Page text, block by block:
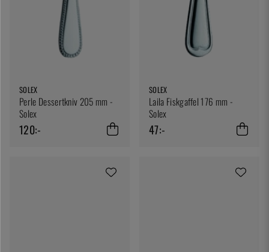
SOLEX
Perle Dessertkniv 205 mm -
Solex
120:-
SOLEX
Laila Fiskgaffel 176 mm -
Solex
47:-